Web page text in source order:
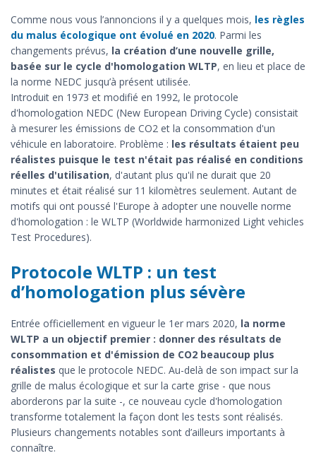
Comme nous vous l’annoncions il y a quelques mois, les règles
du malus écologique ont évolué en 2020. Parmi les
changements prévus, la création d’une nouvelle grille,
basée sur le cycle d'homologation WLTP, en lieu et place de
la norme NEDC jusqu’à présent utilisée.
Introduit en 1973 et modifié en 1992, le protocole
d'homologation NEDC (New European Driving Cycle) consistait
à mesurer les émissions de CO2 et la consommation d'un
véhicule en laboratoire. Problème : les résultats étaient peu
réalistes puisque le test n'était pas réalisé en conditions
réelles d'utilisation, d'autant plus qu'il ne durait que 20
minutes et était réalisé sur 11 kilomètres seulement. Autant de
motifs qui ont poussé l'Europe à adopter une nouvelle norme
d'homologation : le WLTP (Worldwide harmonized Light vehicles
Test Procedures).
Protocole WLTP : un test
d’homologation plus sévère
Entrée officiellement en vigueur le 1er mars 2020, la norme
WLTP a un objectif premier : donner des résultats de
consommation et d'émission de CO2 beaucoup plus
réalistes que le protocole NEDC. Au-delà de son impact sur la
grille de malus écologique et sur la carte grise - que nous
aborderons par la suite -, ce nouveau cycle d'homologation
transforme totalement la façon dont les tests sont réalisés.
Plusieurs changements notables sont d’ailleurs importants à
connaître.